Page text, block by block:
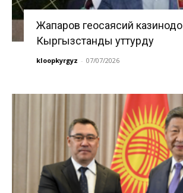
Жапаров геосаясий казинодо
Кыргызстанды уттурду
kloopkyrgyz - 07/07/2026